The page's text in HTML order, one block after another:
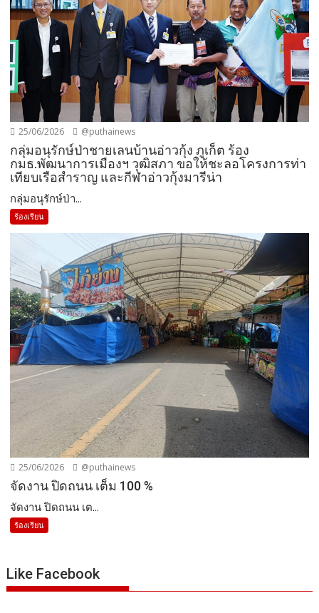
25/06/2026 @puthainews
กลุ่มอนุรักษ์ป่าชายเลนบ้านอ่าวกุ้ง ภูเก็ต ร้อง
กมธ.พัฒนาการเมืองฯ วุฒิสภา ขอให้ชะลอโครงการท่า
เทียบเรือสำราญ และกีฬาอ่าวกุ้งมารีน่า
กลุ่มอนุรักษ์ป่า...
ร้องเรียน
25/06/2026 @puthainews
จัดงาน ปิดถนน เต็ม 100 %
จัดงาน ปิดถนน เต...
ร้องเรียน
Like Facebook